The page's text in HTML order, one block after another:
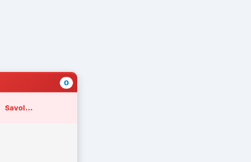
0
Savol...